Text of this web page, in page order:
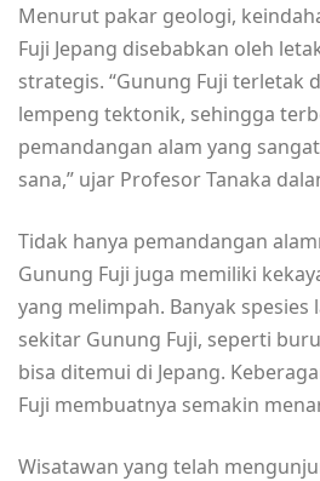
Menurut pakar geologi,
Fuji Jepang disebabkan oleh
strategis. “Gunung Fuji terletak
lempeng tektonik, sehingga
pemandangan alam yang
sana,” ujar Profesor Tanaka
Tidak hanya pemandangan
Gunung Fuji juga memiliki
yang melimpah. Banyak
sekitar Gunung Fuji, seperti
bisa ditemui di Jepang.
Fuji membuatnya semakin
Wisatawan yang telah